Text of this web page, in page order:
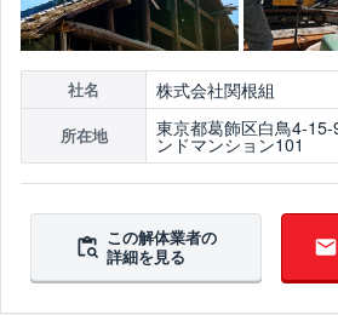
社名 株式会社関根組
所在地 東京都葛飾区白鳥4-
ンドマンション101
この解体業者の
詳細を見る